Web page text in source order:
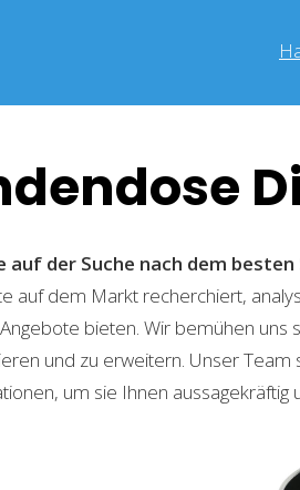
auf der Suche nach dem
auf dem Markt recherchiert,
bieten. Wir bemühen
und zu erweitern. Unser
um sie Ihnen aussagekräftig